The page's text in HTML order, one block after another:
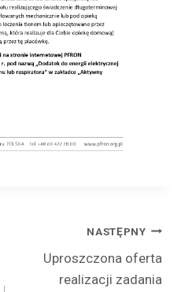
NASTĘPNY
Uproszczona oferta
realizacji zadania